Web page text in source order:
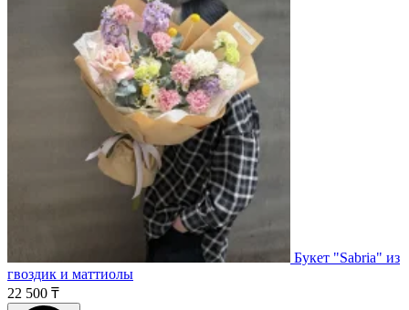
Букет "Sabria" из
гвоздик и маттиолы
22 500 ₸